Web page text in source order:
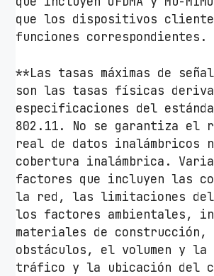
G
H
5
G
H
z
/
A
n
t
e
n
a
s
que los dispositivos
funciones correspondientes.
**Las tasas máximas de
son las tasas físicas
especificaciones del
802.11. No se garantiza el
real de datos inalámbricos
cobertura inalámbrica.
factores que incluyen las
la red, las limitaciones
los factores ambientales,
materiales de construcción,
obstáculos, el volumen y la
tráfico y la ubicación del